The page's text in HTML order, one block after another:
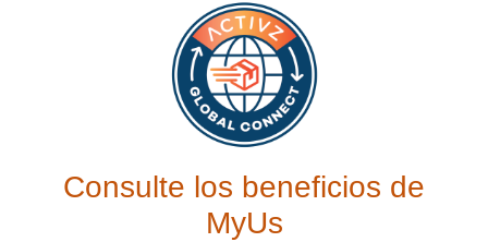
Consulte los beneficios de
MyUs